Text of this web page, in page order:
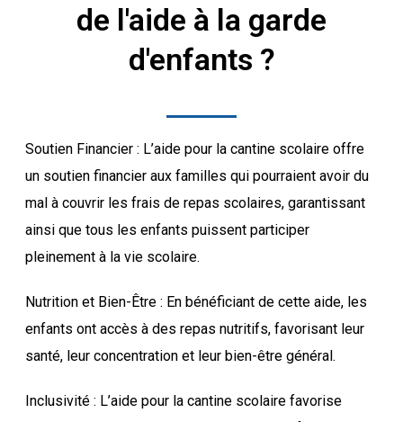
de l'aide à la garde
d'enfants ?
Soutien Financier : L’aide pour la cantine scolaire offre
un soutien financier aux familles qui pourraient avoir du
mal à couvrir les frais de repas scolaires, garantissant
ainsi que tous les enfants puissent participer
pleinement à la vie scolaire.
Nutrition et Bien-Être : En bénéficiant de cette aide, les
enfants ont accès à des repas nutritifs, favorisant leur
santé, leur concentration et leur bien-être général.
Inclusivité : L’aide pour la cantine scolaire favorise